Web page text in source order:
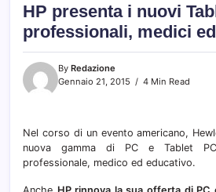
HP presenta i nuovi
professionali, medici
By Redazione
Gennaio 21, 2015
4 Min Read
Nel corso di un evento americano,
nuova gamma di PC e Tablet
professionale, medico ed educativo.